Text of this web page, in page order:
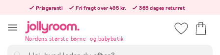
innehållet
Prisgaranti Fri fragt over 495 kr.
365 dages returret
Nordens største børne- og babybutik